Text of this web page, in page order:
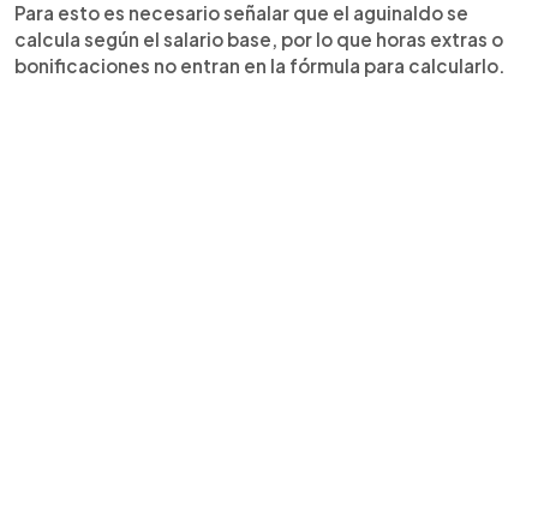
Para esto es necesario señalar que el aguinaldo se
calcula según el salario base, por lo que horas extras o
bonificaciones no entran en la fórmula para calcularlo.